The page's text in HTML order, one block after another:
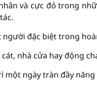
và cực đỏ trong
người đặc biệt trong
nhà cửa hay động
ngày tràn đầy